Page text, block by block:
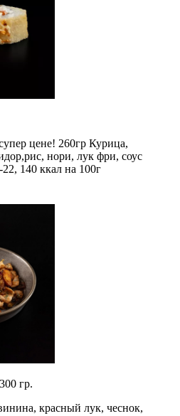
цене! 260гр Курица,
нори, лук фри, соус
140 ккал на 100г
гр.
красный лук, чеснок,